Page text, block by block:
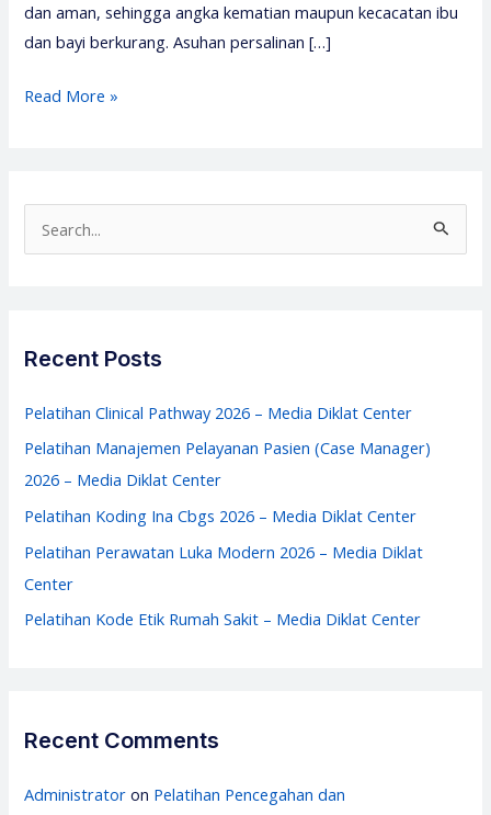
dan aman, sehingga angka kematian maupun kecacatan ibu
dan bayi berkurang. Asuhan persalinan […]
Pelatihan
2026
Read More »
e
f
o
r
Recent Posts
Pelatihan Clinical Pathway 2026 – Media Diklat Center
Pelatihan Manajemen Pelayanan Pasien (Case Manager)
2026 – Media Diklat Center
Pelatihan Koding Ina Cbgs 2026 – Media Diklat Center
Pelatihan Perawatan Luka Modern 2026 – Media Diklat
Center
Pelatihan Kode Etik Rumah Sakit – Media Diklat Center
Recent Comments
Administrator on Pelatihan Pencegahan dan